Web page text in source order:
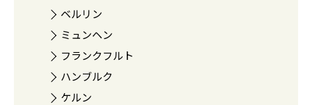
ベルリン
ミュンヘン
フランクフルト
ハンブルク
ケルン